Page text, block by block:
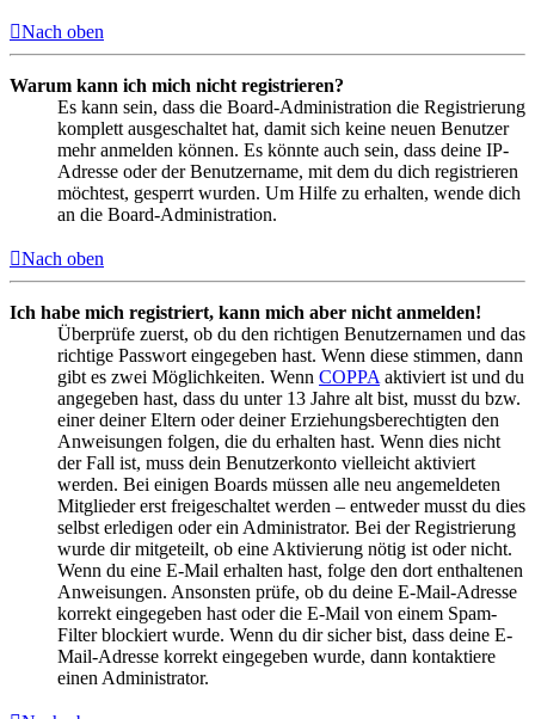
Nach oben
Warum kann ich mich nicht registrieren?
Es kann sein, dass die Board-Administration die Registrierung
komplett ausgeschaltet hat, damit sich keine neuen Benutzer
mehr anmelden können. Es könnte auch sein, dass deine IP-
Adresse oder der Benutzername, mit dem du dich registrieren
möchtest, gesperrt wurden. Um Hilfe zu erhalten, wende dich
an die Board-Administration.
Nach oben
Ich habe mich registriert, kann mich aber nicht anmelden!
Überprüfe zuerst, ob du den richtigen Benutzernamen und das
richtige Passwort eingegeben hast. Wenn diese stimmen, dann
gibt es zwei Möglichkeiten. Wenn COPPA aktiviert ist und du
angegeben hast, dass du unter 13 Jahre alt bist, musst du bzw.
einer deiner Eltern oder deiner Erziehungsberechtigten den
Anweisungen folgen, die du erhalten hast. Wenn dies nicht
der Fall ist, muss dein Benutzerkonto vielleicht aktiviert
werden. Bei einigen Boards müssen alle neu angemeldeten
Mitglieder erst freigeschaltet werden – entweder musst du dies
selbst erledigen oder ein Administrator. Bei der Registrierung
wurde dir mitgeteilt, ob eine Aktivierung nötig ist oder nicht.
Wenn du eine E-Mail erhalten hast, folge den dort enthaltenen
Anweisungen. Ansonsten prüfe, ob du deine E-Mail-Adresse
korrekt eingegeben hast oder die E-Mail von einem Spam-
Filter blockiert wurde. Wenn du dir sicher bist, dass deine E-
Mail-Adresse korrekt eingegeben wurde, dann kontaktiere
einen Administrator.